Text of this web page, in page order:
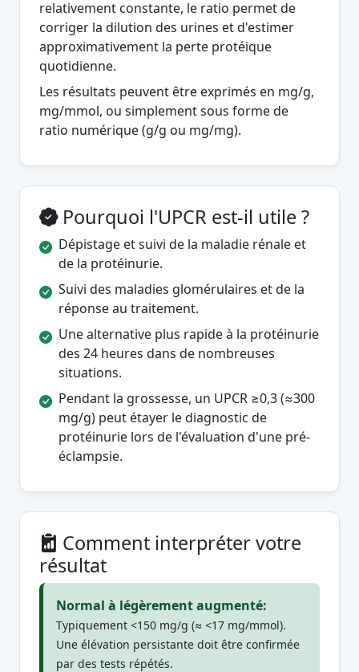
relativement constante, le ratio permet de
corriger la dilution des urines et d'estimer
approximativement la perte protéique
quotidienne.
Les résultats peuvent être exprimés en mg/g,
mg/mmol, ou simplement sous forme de
ratio numérique (g/g ou mg/mg).
Pourquoi l'UPCR est-il utile ?
Dépistage et suivi de la maladie rénale et
de la protéinurie.
Suivi des maladies glomérulaires et de la
réponse au traitement.
Une alternative plus rapide à la protéinurie
des 24 heures dans de nombreuses
situations.
Pendant la grossesse, un UPCR ≥0,3 (≈300
mg/g) peut étayer le diagnostic de
protéinurie lors de l'évaluation d'une pré-
éclampsie.
Comment interpréter votre
résultat
Normal à légèrement augmenté:
Typiquement <150 mg/g (≈ <17 mg/mmol).
Une élévation persistante doit être confirmée
par des tests répétés.